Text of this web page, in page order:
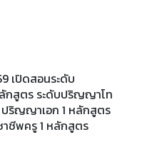
เปิดสอนระดับ
สูตร ระดับปริญญาโท
ริญญาเอก 1 หลักสูตร
ชีพครู 1 หลักสูตร